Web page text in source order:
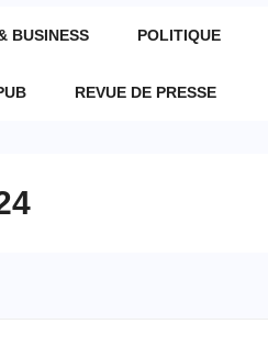
BUSINESS POLITIQUE
REVUE DE PRESSE